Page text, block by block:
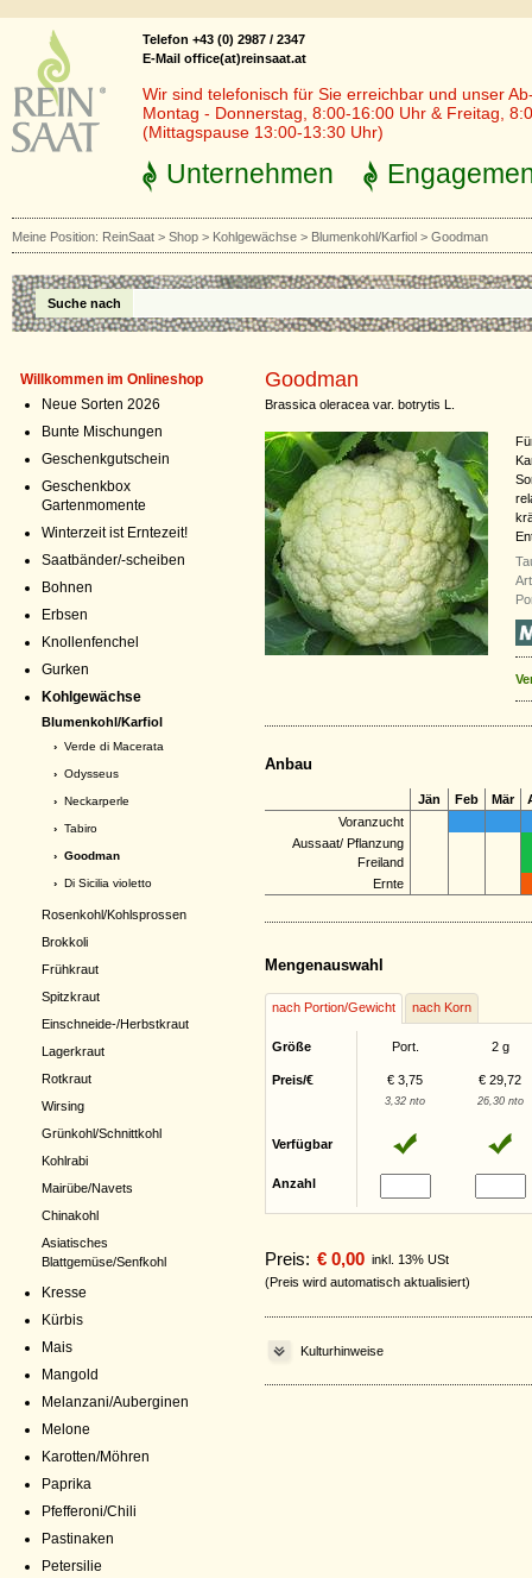
Telefon +43 (0) 2987 / 2347
E-Mail office(at)reinsaat.at
Wir sind telefonisch für Sie erreichbar und unser
Montag - Donnerstag, 8:00-16:00 Uhr & Freitag,
(Mittagspause 13:00-13:30 Uhr)
Unternehmen
Meine Position: ReinSaat > Shop > Kohlgewächse > Blumenkohl/Karfiol > Goodman
Suche nach
Willkommen im Onlineshop
Neue Sorten 2026
Bunte Mischungen
Geschenkgutschein
Geschenkbox
Gartenmomente
Winterzeit ist Erntezeit!
Saatbänder/-scheiben
Bohnen
Erbsen
Knollenfenchel
Gurken
Kohlgewächse
Blumenkohl/Karfiol
› Verde di Macerata
› Odysseus
› Neckarperle
› Tabiro
› Goodman
› Di Sicilia violetto
Rosenkohl/Kohlsprossen
Brokkoli
Frühkraut
Spitzkraut
Einschneide-/Herbstkraut
Lagerkraut
Rotkraut
Wirsing
Grünkohl/Schnittkohl
Kohlrabi
Mairübe/Navets
Chinakohl
Asiatisches
Blattgemüse/Senfkohl
Kresse
Kürbis
Mais
Mangold
Melanzani/Auberginen
Melone
Karotten/Möhren
Paprika
Pfefferoni/Chili
Pastinaken
Petersilie
Goodman
Brassica oleracea var. botrytis L.
Anbau
Jän Feb Mär
Voranzucht
Aussaat/ Pflanzung
Freiland
Ernte
Mengenauswahl
nach Portion/Gewicht nach Korn
Größe Port. 2 g
Preis/€ € 3,75 € 29,72
3,32 nto 26,30 nto
Verfügbar
Anzahl
Preis: € 0,00 inkl. 13% USt
(Preis wird automatisch aktualisiert)
Kulturhinweise